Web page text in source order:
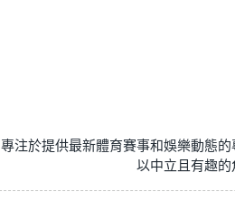
專注於提供最新體育賽事和娛樂動態
以中立且有趣